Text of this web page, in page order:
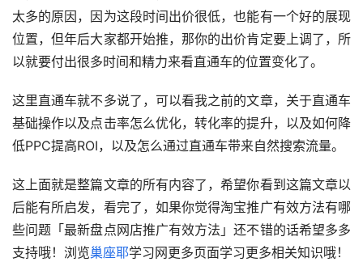
太多的原因，因为这段时间出价很低，也能有一个好的展现
位置，但年后大家都开始推，那你的出价肯定要上调了，所
以就要付出很多时间和精力来看直通车的位置变化了。
这里直通车就不多说了，可以看我之前的文章，关于直通车
基础操作以及点击率怎么优化，转化率的提升，以及如何降
低PPC提高ROI，以及怎么通过直通车带来自然搜索流量。
这上面就是整篇文章的所有内容了，希望你看到这篇文章以
后能有所启发，看完了，如果你觉得淘宝推广有效方法有哪
些问题「最新盘点网店推广有效方法」还不错的话希望多多
支持哦！浏览巢座耶学习网更多页面学习更多相关知识哦！